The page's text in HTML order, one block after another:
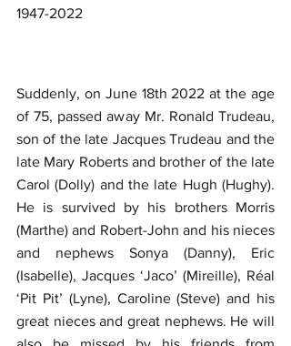
1947-2022
Suddenly, on June 18th 2022 at the age
of 75, passed away Mr. Ronald Trudeau,
son of the late Jacques Trudeau and the
late Mary Roberts and brother of the late
Carol (Dolly) and the late Hugh (Hughy).
He is survived by his brothers Morris
(Marthe) and Robert-John and his nieces
and nephews Sonya (Danny), Eric
(Isabelle), Jacques ‘Jaco’ (Mireille), Réal
‘Pit Pit’ (Lyne), Caroline (Steve) and his
great nieces and great nephews. He will